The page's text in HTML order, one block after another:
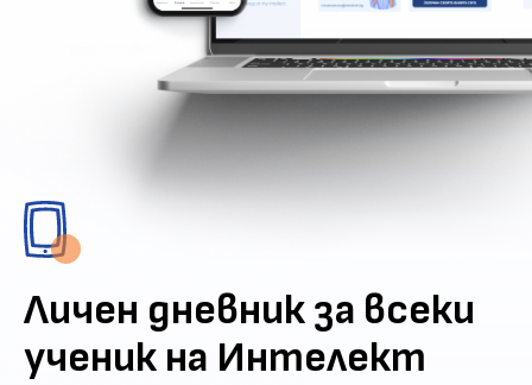
Личен дневник за всеки
ученик на Интелект